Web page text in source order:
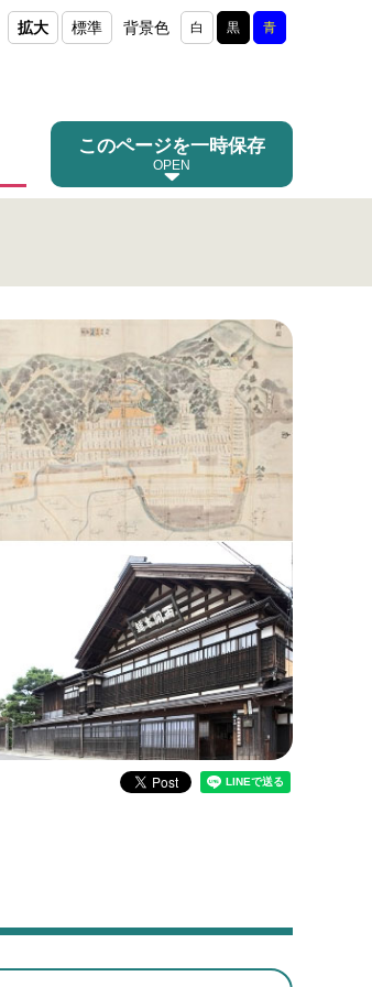
拡大 標準 背景色 白 黒 青
このページを一時保存